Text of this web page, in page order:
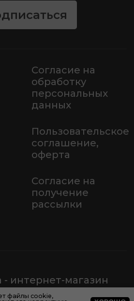
Согласие на
обработку
персональных
данных
Пользовательское
соглашение,
оферта
Согласие на
получение
рассылки
интернет-магазин
файлы cookie,